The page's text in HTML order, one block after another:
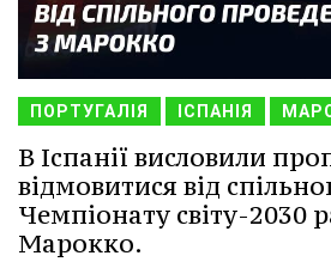
ПОРТУГАЛІЯ ІСПАНІЯ
В Іспанії висловили
відмовитися від
Чемпіонату світу-2030
Марокко.